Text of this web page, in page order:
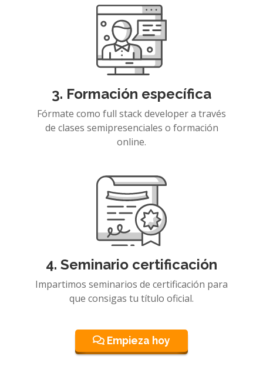
3. Formación específica
Fórmate como full stack developer a través
de clases semipresenciales o formación
online.
4. Seminario certificación
Impartimos seminarios de certificación para
que consigas tu título oficial.
Empieza hoy